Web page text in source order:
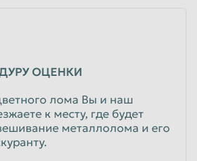
ОЦЕНКИ
лома Вы и наш
к месту, где будет
металлолома и его